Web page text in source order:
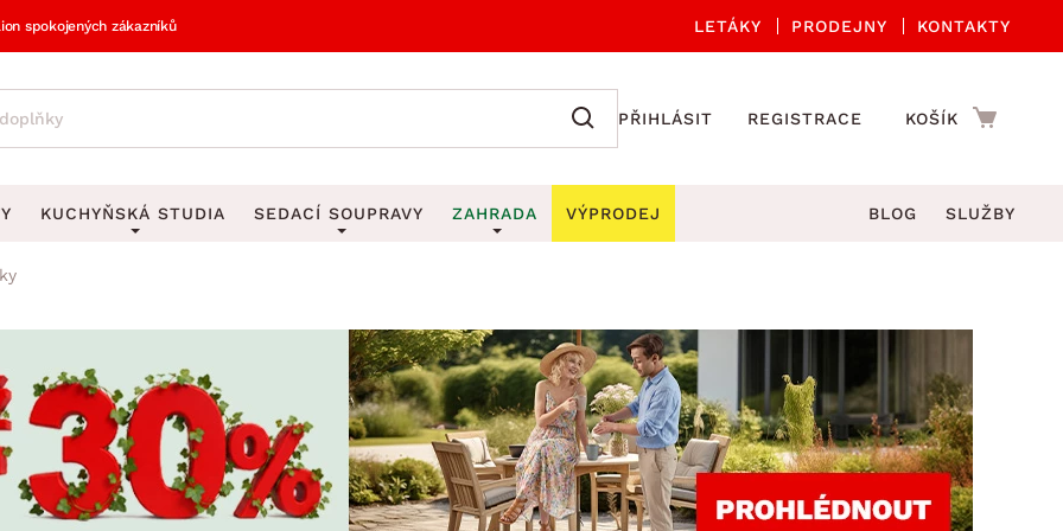
spokojených zákazníků LETÁKY PRODEJNY KONTAKTY
PŘIHLÁSIT REGISTRACE KOŠÍK
Obrazy
Hodiny
Vázy
Zobrazit vše
Věšáky na klíče
Stojany na deštníky
Stojany na noviny
Stojany na oblečení
Zobrazit vše
Kuchyňské příslušenství
Koupelnové doplňky
Zahradní doplňky
KUCHYŇSKÁ STUDIA SEDACÍ SOUPRAVY
Rohové sedací soupravy
Sedací soupravy 3-2-1
Sedací soupravy na míru
ZAHRADA
Zahradní židle a křesla
Zahradní lavice
Zahradní stoly
Zahradní houpačky
Zahradní lehátka
VÝPRODEJ BLOG SLUŽBY